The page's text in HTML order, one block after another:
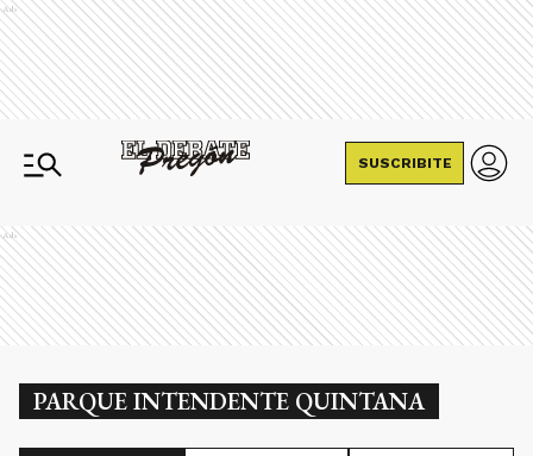
Ads
SUSCRIBITE
Ads
PARQUE INTENDENTE QUINTANA